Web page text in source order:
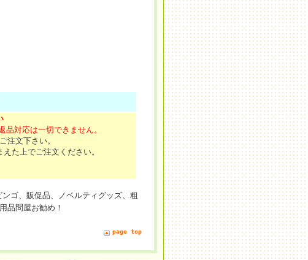
品対応は一切できません。
注文下さい。
た上でご注文ください。
ゴ、販促品、ノベルティグッズ、粗
品問屋お勧め！
page top